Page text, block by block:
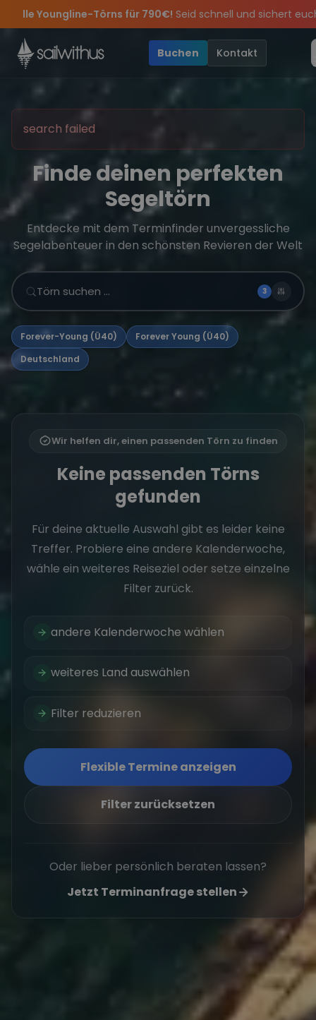
Skip to contentTörns für 790€!Seid schnell und sichert euch die
Sichere Dir jetztDein Meilenbuch und Deine sailwithus-
und exklusive Angebote mehr Sowie20€ Rabatt auf deinen
legendär – wir feiern die Törns, die Crew und die besten
Buchen
Kontakt
search failed
Finde deinen perfekten
Segeltörn
Entdecke mit dem Terminfinder unvergessliche
Segelabenteuer in den schönsten Revieren der Welt
Törn suchen … 3
Forever-Young (Ü40)
Forever Young (Ü40)
Deutschland
Wir helfen dir, einen passenden Törn zu finden
Keine passenden Törns
gefunden
Für deine aktuelle Auswahl gibt es leider keine
Treffer. Probiere eine andere Kalenderwoche,
wähle ein weiteres Reiseziel oder setze einzelne
Filter zurück.
andere Kalenderwoche wählen
weiteres Land auswählen
Filter reduzieren
Flexible Termine anzeigen
Filter zurücksetzen
Oder lieber persönlich beraten lassen?
Jetzt Terminanfrage stellen